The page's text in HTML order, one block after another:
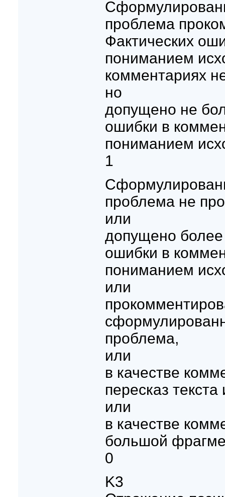
проблема
Фактических
пониманием
комментариях
но
допущено не
ошибки в
пониманием
1
проблема не
или
допущено
ошибки в
пониманием
или
проблема,
или
в качестве
пересказ
или
в качестве
большой
0
K3